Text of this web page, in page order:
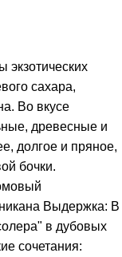
экзотических
сахара,
Во вкусе
древесные и
долгое и пряное,
бочки.
Выдержка: В
в дубовых
сочетания: